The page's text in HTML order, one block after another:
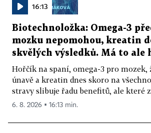
16:13
Biotechnoložka: Omega-3
mozku nepomohou, kreatin
skvělých výsledků. Má to ale
Hořčík na spaní, omega-3 pro mozek,
únavě a kreatin dnes skoro na
stravy slibuje řadu benefitů, ale které
6. 8. 2026 ▪ 16:13 min.